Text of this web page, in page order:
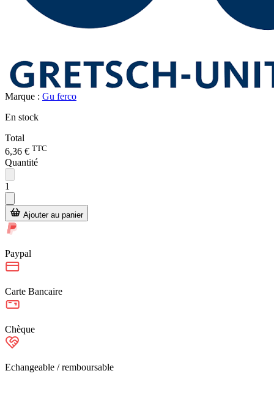
Marque : Gu ferco
En stock
Total
6,36 € TTC
Quantité
1
Ajouter au panier
Paypal
Carte Bancaire
Chèque
Echangeable / remboursable